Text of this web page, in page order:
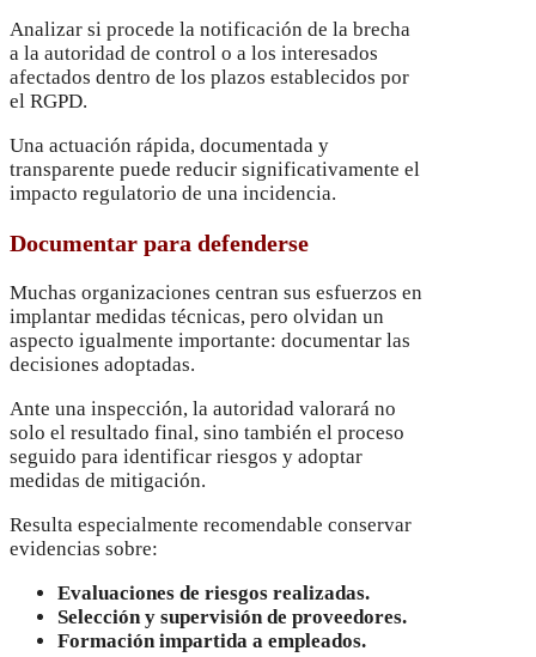
Analizar si procede la notificación de la brecha
a la autoridad de control o a los interesados
afectados dentro de los plazos establecidos por
el RGPD.
Una actuación rápida, documentada y
transparente puede reducir significativamente el
impacto regulatorio de una incidencia.
Documentar para defenderse
Muchas organizaciones centran sus esfuerzos en
implantar medidas técnicas, pero olvidan un
aspecto igualmente importante: documentar las
decisiones adoptadas.
Ante una inspección, la autoridad valorará no
solo el resultado final, sino también el proceso
seguido para identificar riesgos y adoptar
medidas de mitigación.
Resulta especialmente recomendable conservar
evidencias sobre:
Evaluaciones de riesgos realizadas.
Selección y supervisión de proveedores.
Formación impartida a empleados.